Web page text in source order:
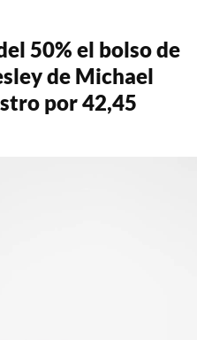
50% el bolso de
de Michael
por 42,45